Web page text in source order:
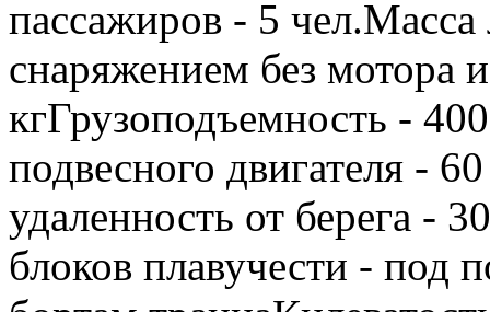
пассажиров - 5
снаряжением без мотора
кгГрузоподъемность -
подвесного двигателя -
удаленность от берега -
блоков плавучести - под